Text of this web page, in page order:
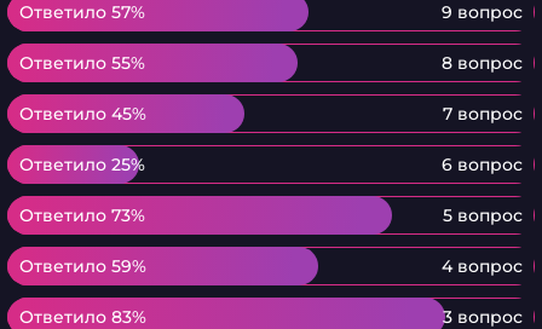
Ответило 57% 9 вопрос
Ответило 57%
Ответило 55% 8 вопрос
Ответило 55%
Ответило 45% 7 вопрос
Ответило 45%
Ответило 25% 6 вопрос
Ответило 25%
Ответило 73% 5 вопрос
Ответило 73%
Ответило 59% 4 вопрос
Ответило 59%
Ответило 83% 3 вопрос
Ответило 83%